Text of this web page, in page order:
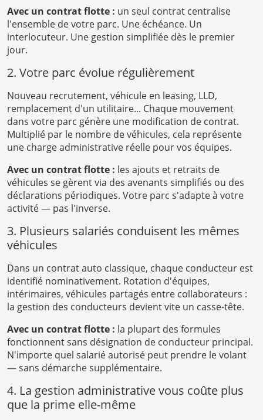
Avec un contrat flotte : un seul contrat centralise
l'ensemble de votre parc. Une échéance. Un
interlocuteur. Une gestion simplifiée dès le premier
jour.
2. Votre parc évolue régulièrement
Nouveau recrutement, véhicule en leasing, LLD,
remplacement d'un utilitaire... Chaque mouvement
dans votre parc génère une modification de contrat.
Multiplié par le nombre de véhicules, cela représente
une charge administrative réelle pour vos équipes.
Avec un contrat flotte : les ajouts et retraits de
véhicules se gèrent via des avenants simplifiés ou des
déclarations périodiques. Votre parc s'adapte à votre
activité — pas l'inverse.
3. Plusieurs salariés conduisent les mêmes
véhicules
Dans un contrat auto classique, chaque conducteur est
identifié nominativement. Rotation d'équipes,
intérimaires, véhicules partagés entre collaborateurs :
la gestion des conducteurs devient vite un casse-tête.
Avec un contrat flotte : la plupart des formules
fonctionnent sans désignation de conducteur principal.
N'importe quel salarié autorisé peut prendre le volant
— sans démarche supplémentaire.
4. La gestion administrative vous coûte plus
que la prime elle-même